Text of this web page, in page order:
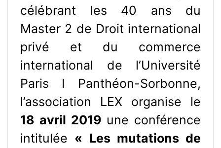
célébrant les 40 ans du
Master 2 de Droit international
privé et du commerce
international de l’Université
Paris I Panthéon-Sorbonne,
l’association LEX organise le
18 avril 2019 une conférence
intitulée « Les mutations de